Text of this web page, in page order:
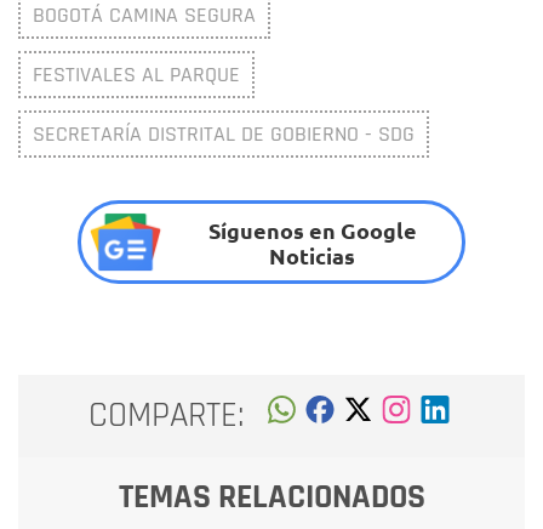
BOGOTÁ CAMINA SEGURA
FESTIVALES AL PARQUE
SECRETARÍA DISTRITAL DE GOBIERNO - SDG
Síguenos en Google
Noticias
COMPARTE:
TEMAS RELACIONADOS